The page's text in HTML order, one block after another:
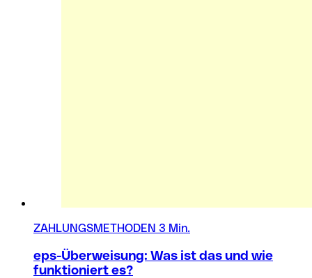
ZAHLUNGSMETHODEN 3 Min.
eps-Überweisung: Was ist das und wie
funktioniert es?